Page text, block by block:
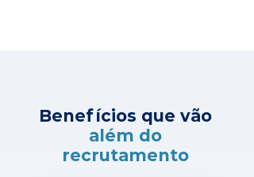
Benefícios que vão
além do
recrutamento